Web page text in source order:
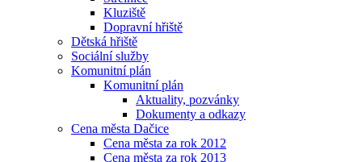
Kluziště
Dopravní hřiště
Dětská hřiště
Sociální služby
Komunitní plán
Komunitní plán
Aktuality, pozvánky
Dokumenty a odkazy
Cena města Dačice
Cena města za rok 2012
Cena města za rok 2013